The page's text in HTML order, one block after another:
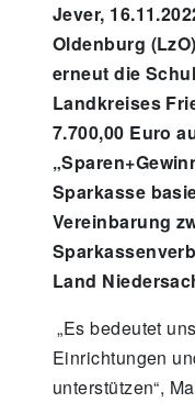
Jever,
Oldenburg
erneut die
Landkreises
7.700,00 Euro
Sparkasse
Vereinbarung
Land
„Es bedeutet
Einrichtungen
unterstützen“,